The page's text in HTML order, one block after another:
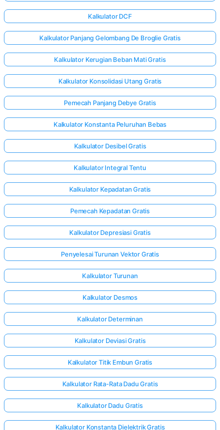
Kalkulator DCF
Kalkulator Panjang Gelombang De Broglie Gratis
Kalkulator Kerugian Beban Mati Gratis
Kalkulator Konsolidasi Utang Gratis
Pemecah Panjang Debye Gratis
Kalkulator Konstanta Peluruhan Bebas
Kalkulator Desibel Gratis
Kalkulator Integral Tentu
Kalkulator Kepadatan Gratis
Pemecah Kepadatan Gratis
Kalkulator Depresiasi Gratis
Penyelesai Turunan Vektor Gratis
Kalkulator Turunan
Kalkulator Desmos
Kalkulator Determinan
Kalkulator Deviasi Gratis
Kalkulator Titik Embun Gratis
Kalkulator Rata-Rata Dadu Gratis
Kalkulator Dadu Gratis
Kalkulator Konstanta Dielektrik Gratis